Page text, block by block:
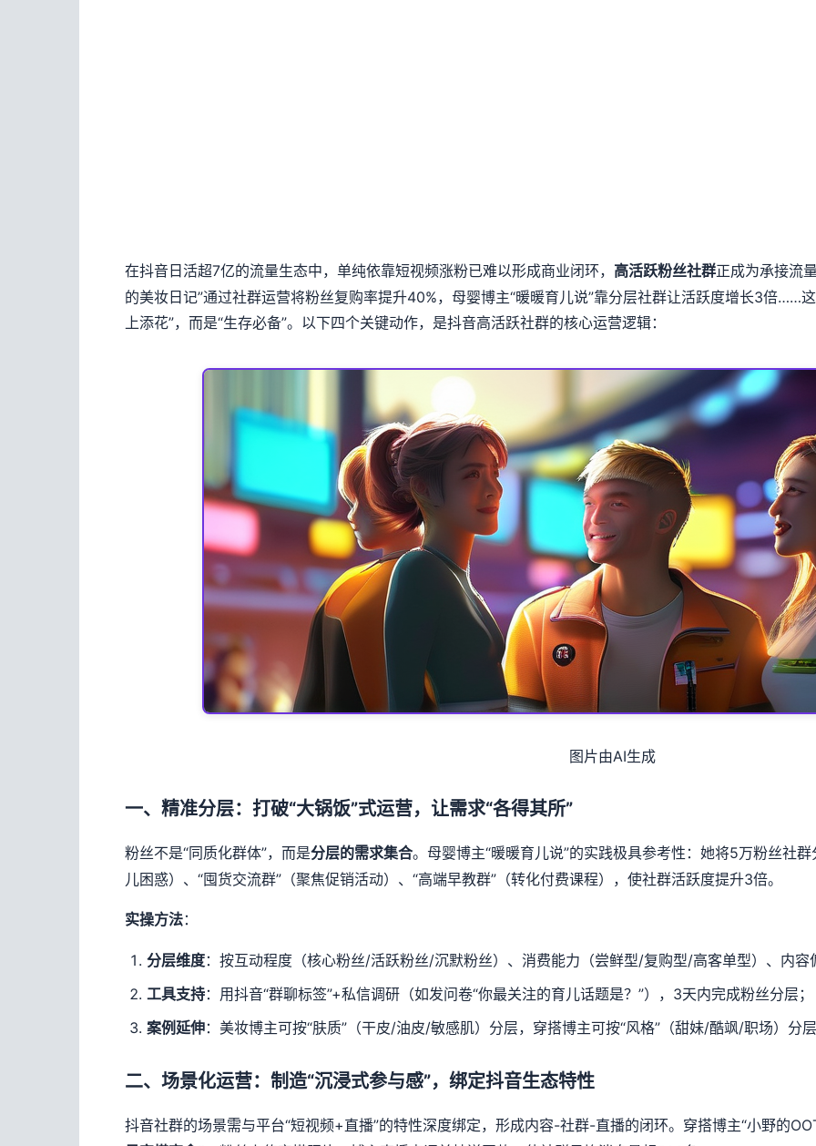
在抖音日活超7亿的流量生态中，单纯依靠短视频涨粉已难以形成商业闭环， 高活跃粉丝社群正成为承接流
的美妆日记”通过社群运营将粉丝复购率提升40%，母婴博主“暖暖育儿说”靠分层社群让活跃度增长3倍……
上添花”，而是“生存必备”。以下四个关键动作，是抖音高活跃社群的核心运营逻辑：
图片由AI生成
一、精准分层：打破“大锅饭”式运营，让需求“各得其所”
粉丝不是“同质化群体”，而是分层的需求集合。母婴博主“暖暖育儿说”的实践极具参考性：她将5万粉丝社
儿困惑）、“囤货交流群”（聚焦促销活动）、“高端早教群”（转化付费课程），使社群活跃度提升3倍。
实操方法：
分层维度：按互动程度（核心粉丝/活跃粉丝/沉默粉丝）、消费能力（尝鲜型/复购型/高客单型）、内
工具支持：用抖音“群聊标签”+私信调研（如发问卷“你最关注的育儿话题是？”），3天内完成粉丝分层；
案例延伸：美妆博主可按“肤质”（干皮/油皮/敏感肌）分层，穿搭博主可按“风格”（甜妹/酷飒/职场）分
二、场景化运营：制造“沉浸式参与感”，绑定抖音生态特性
抖音社群的场景需与平台“短视频+直播”的特性深度绑定，形成内容-社群-直播的闭环。穿搭博主“小野的